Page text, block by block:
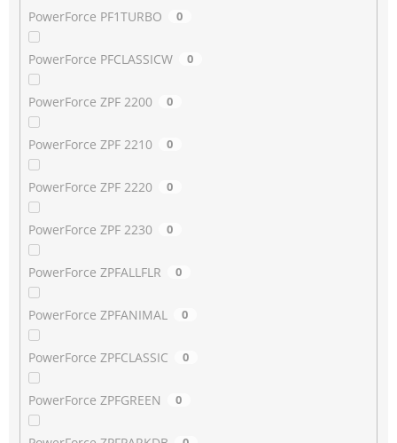
PowerForce PF1TURBO 0
PowerForce PFCLASSICW 0
PowerForce ZPF 2200 0
PowerForce ZPF 2210 0
PowerForce ZPF 2220 0
PowerForce ZPF 2230 0
PowerForce ZPFALLFLR 0
PowerForce ZPFANIMAL 0
PowerForce ZPFCLASSIC 0
PowerForce ZPFGREEN 0